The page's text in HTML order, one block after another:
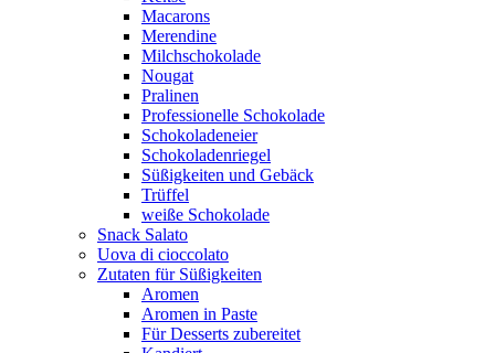
Macarons
Merendine
Milchschokolade
Nougat
Pralinen
Professionelle Schokolade
Schokoladeneier
Schokoladenriegel
Süßigkeiten und Gebäck
Trüffel
weiße Schokolade
Snack Salato
Uova di cioccolato
Zutaten für Süßigkeiten
Aromen
Aromen in Paste
Für Desserts zubereitet